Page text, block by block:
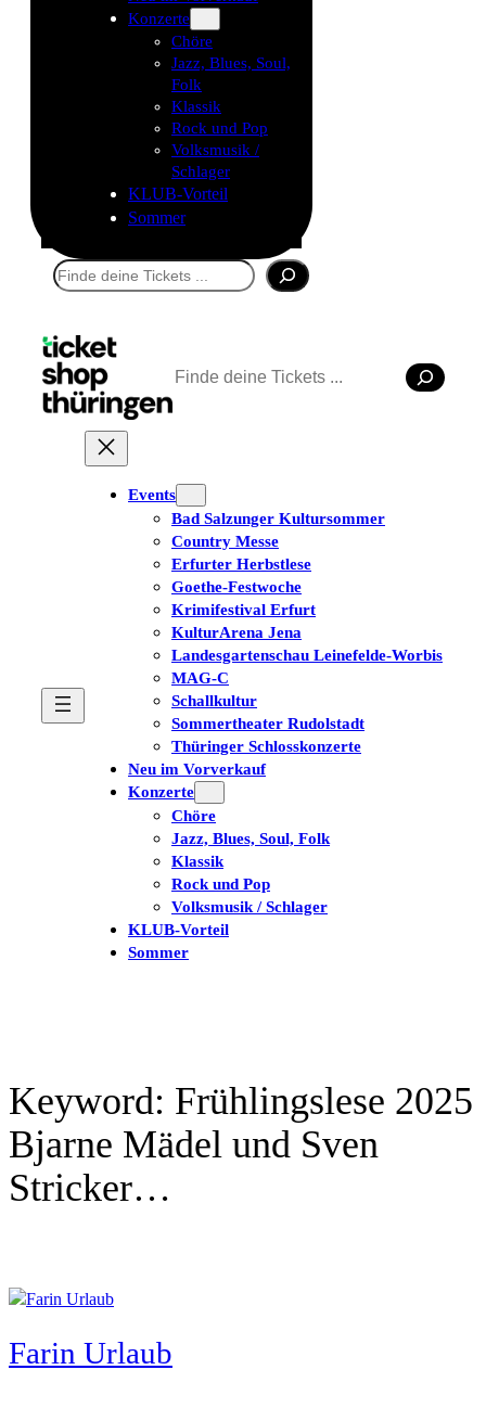
Konzerte
Chöre
Jazz, Blues, Soul,
Folk
Klassik
Rock und Pop
Volksmusik /
Schlager
KLUB-Vorteil
Sommer
Suchen
Suchen
Events
Bad Salzunger Kultursommer
Country Messe
Erfurter Herbstlese
Goethe-Festwoche
Krimifestival Erfurt
KulturArena Jena
Landesgartenschau Leinefelde-Worbis
MAG-C
Schallkultur
Sommertheater Rudolstadt
Thüringer Schlosskonzerte
Neu im Vorverkauf
Konzerte
Chöre
Jazz, Blues, Soul, Folk
Klassik
Rock und Pop
Volksmusik / Schlager
KLUB-Vorteil
Sommer
Keyword: Frühlingslese 2025
Bjarne Mädel und Sven
Stricker…
Farin Urlaub